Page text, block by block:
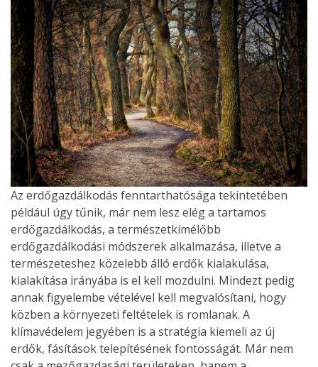
Az erdőgazdálkodás fenntarthatósága tekintetében
például úgy tűnik, már nem lesz elég a tartamos
erdőgazdálkodás, a természetkímélőbb
erdőgazdálkodási módszerek alkalmazása, illetve a
természeteshez közelebb álló erdők kialakulása,
kialakítása irányába is el kell mozdulni. Mindezt pedig
annak figyelembe vételével kell megvalósítani, hogy
közben a környezeti feltételek is romlanak. A
klímavédelem jegyében is a stratégia kiemeli az új
erdők, fásítások telepítésének fontosságát. Már nem